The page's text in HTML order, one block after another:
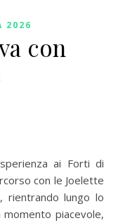
2026
con
ai Forti di
con le Joelette
lungo lo
piacevole,